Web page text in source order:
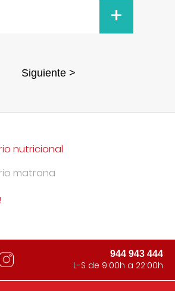
+
Siguiente >
nutricional
matrona
944 943 444
L-S de 9:00h a 22:00h